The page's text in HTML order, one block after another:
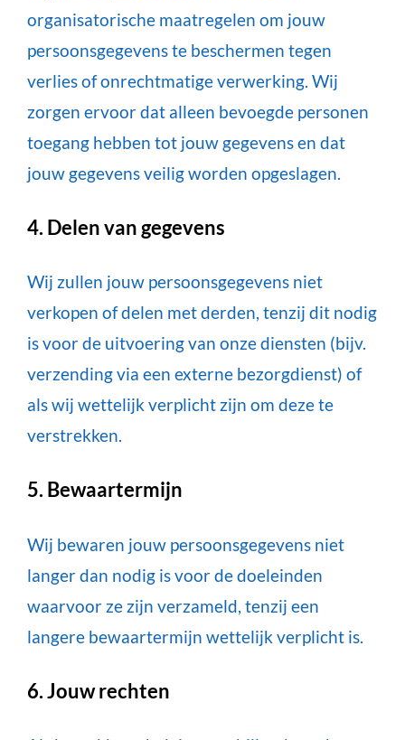
organisatorische maatregelen om jouw
persoonsgegevens te beschermen tegen
verlies of onrechtmatige verwerking. Wij
zorgen ervoor dat alleen bevoegde personen
toegang hebben tot jouw gegevens en dat
jouw gegevens veilig worden opgeslagen.
4. Delen van gegevens
Wij zullen jouw persoonsgegevens niet
verkopen of delen met derden, tenzij dit nodig
is voor de uitvoering van onze diensten (bijv.
verzending via een externe bezorgdienst) of
als wij wettelijk verplicht zijn om deze te
verstrekken.
5. Bewaartermijn
Wij bewaren jouw persoonsgegevens niet
langer dan nodig is voor de doeleinden
waarvoor ze zijn verzameld, tenzij een
langere bewaartermijn wettelijk verplicht is.
6. Jouw rechten